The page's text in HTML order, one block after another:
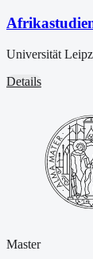
Universität
Details
Master